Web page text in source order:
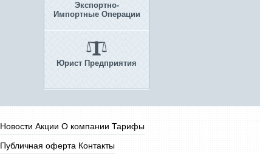
Экспортно-
Импортные Операции
Юрист Предприятия
Новости Акции О компании Тарифы
Публичная оферта Контакты